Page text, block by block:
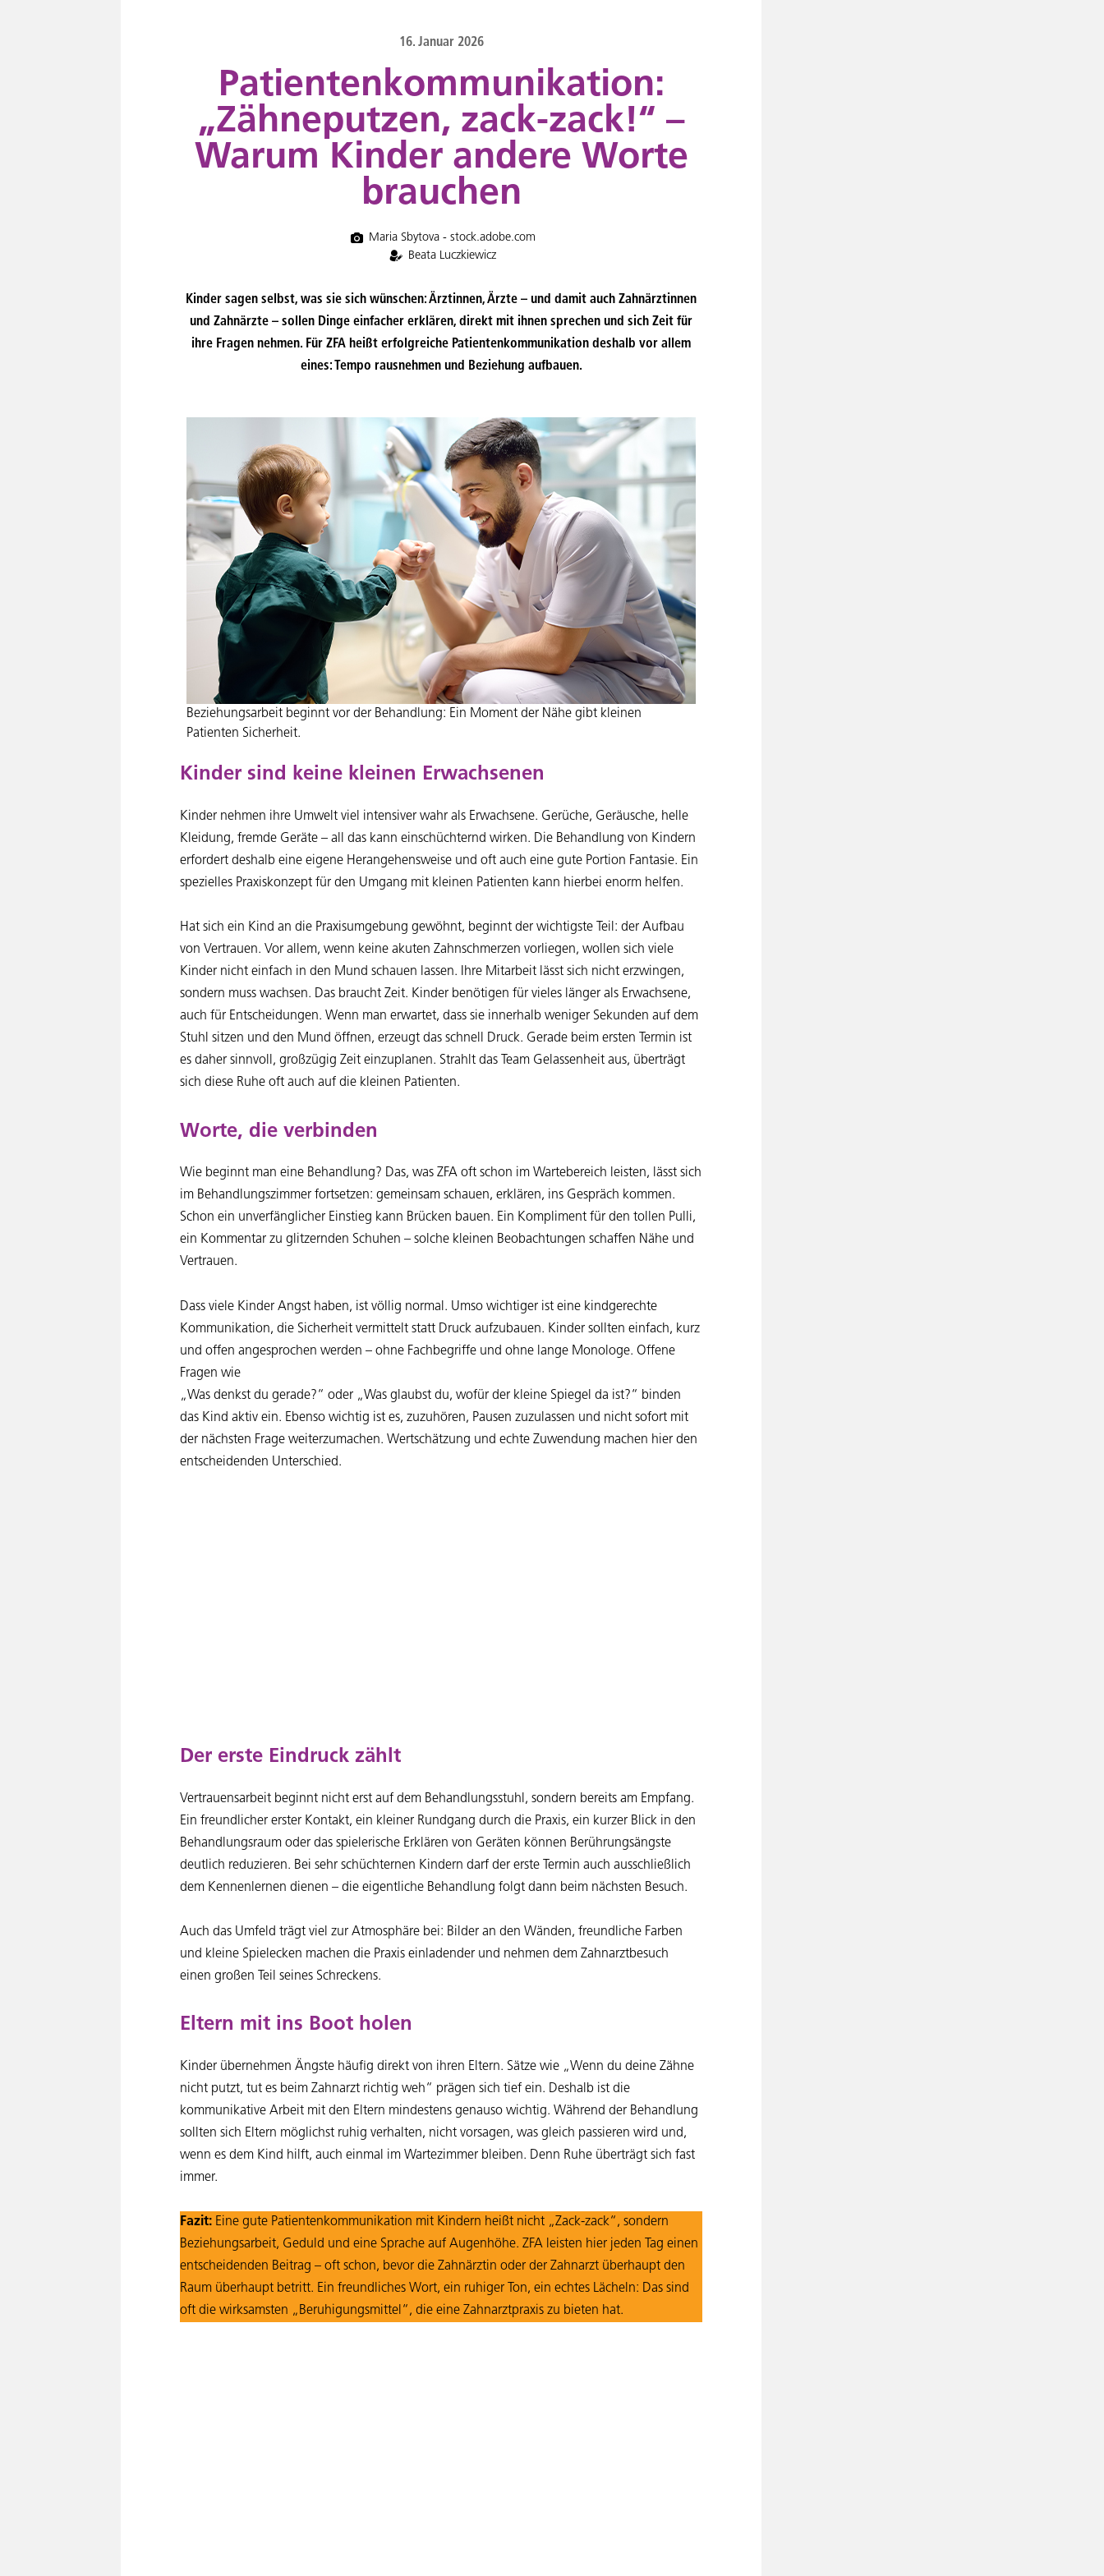
16. Januar 2026
Patientenkommunikation:
„Zähneputzen, zack-zack!“ –
Warum Kinder andere Worte
brauchen
Maria Sbytova - stock.adobe.com
Beata Luczkiewicz
Kinder sagen selbst, was sie sich wünschen: Ärztinnen, Ärzte – und damit auch Zahnärztinnen
und Zahnärzte – sollen Dinge einfacher erklären, direkt mit ihnen sprechen und sich Zeit für
ihre Fragen nehmen. Für ZFA heißt erfolgreiche Patientenkommunikation deshalb vor allem
eines: Tempo rausnehmen und Beziehung aufbauen.
Beziehungsarbeit beginnt vor der Behandlung: Ein Moment der Nähe gibt kleinen
Patienten Sicherheit.
Kinder sind keine kleinen Erwachsenen
Kinder nehmen ihre Umwelt viel intensiver wahr als Erwachsene. Gerüche, Geräusche, helle
Kleidung, fremde Geräte – all das kann einschüchternd wirken. Die Behandlung von Kindern
erfordert deshalb eine eigene Herangehensweise und oft auch eine gute Portion Fantasie. Ein
spezielles Praxiskonzept für den Umgang mit kleinen Patienten kann hierbei enorm helfen.
Hat sich ein Kind an die Praxisumgebung gewöhnt, beginnt der wichtigste Teil: der Aufbau
von Vertrauen. Vor allem, wenn keine akuten Zahnschmerzen vorliegen, wollen sich viele
Kinder nicht einfach in den Mund schauen lassen. Ihre Mitarbeit lässt sich nicht erzwingen,
sondern muss wachsen. Das braucht Zeit. Kinder benötigen für vieles länger als Erwachsene,
auch für Entscheidungen. Wenn man erwartet, dass sie innerhalb weniger Sekunden auf dem
Stuhl sitzen und den Mund öffnen, erzeugt das schnell Druck. Gerade beim ersten Termin ist
es daher sinnvoll, großzügig Zeit einzuplanen. Strahlt das Team Gelassenheit aus, überträgt
sich diese Ruhe oft auch auf die kleinen Patienten.
Worte, die verbinden
Wie beginnt man eine Behandlung? Das, was ZFA oft schon im Wartebereich leisten, lässt sich
im Behandlungszimmer fortsetzen: gemeinsam schauen, erklären, ins Gespräch kommen.
Schon ein unverfänglicher Einstieg kann Brücken bauen. Ein Kompliment für den tollen Pulli,
ein Kommentar zu glitzernden Schuhen – solche kleinen Beobachtungen schaffen Nähe und
Vertrauen.
Dass viele Kinder Angst haben, ist völlig normal. Umso wichtiger ist eine kindgerechte
Kommunikation, die Sicherheit vermittelt statt Druck aufzubauen. Kinder sollten einfach, kurz
und offen angesprochen werden – ohne Fachbegriffe und ohne lange Monologe. Offene
Fragen wie
„Was denkst du gerade?“ oder „Was glaubst du, wofür der kleine Spiegel da ist?“ binden
das Kind aktiv ein. Ebenso wichtig ist es, zuzuhören, Pausen zuzulassen und nicht sofort mit
der nächsten Frage weiterzumachen. Wertschätzung und echte Zuwendung machen hier den
entscheidenden Unterschied.
Der erste Eindruck zählt
Vertrauensarbeit beginnt nicht erst auf dem Behandlungsstuhl, sondern bereits am Empfang.
Ein freundlicher erster Kontakt, ein kleiner Rundgang durch die Praxis, ein kurzer Blick in den
Behandlungsraum oder das spielerische Erklären von Geräten können Berührungsängste
deutlich reduzieren. Bei sehr schüchternen Kindern darf der erste Termin auch ausschließlich
dem Kennenlernen dienen – die eigentliche Behandlung folgt dann beim nächsten Besuch.
Auch das Umfeld trägt viel zur Atmosphäre bei: Bilder an den Wänden, freundliche Farben
und kleine Spielecken machen die Praxis einladender und nehmen dem Zahnarztbesuch
einen großen Teil seines Schreckens.
Eltern mit ins Boot holen
Kinder übernehmen Ängste häufig direkt von ihren Eltern. Sätze wie „Wenn du deine Zähne
nicht putzt, tut es beim Zahnarzt richtig weh“ prägen sich tief ein. Deshalb ist die
kommunikative Arbeit mit den Eltern mindestens genauso wichtig. Während der Behandlung
sollten sich Eltern möglichst ruhig verhalten, nicht vorsagen, was gleich passieren wird und,
wenn es dem Kind hilft, auch einmal im Wartezimmer bleiben. Denn Ruhe überträgt sich fast
immer.
Fazit: Eine gute Patientenkommunikation mit Kindern heißt nicht „Zack-zack“, sondern
Beziehungsarbeit, Geduld und eine Sprache auf Augenhöhe. ZFA leisten hier jeden Tag einen
entscheidenden Beitrag – oft schon, bevor die Zahnärztin oder der Zahnarzt überhaupt den
Raum überhaupt betritt. Ein freundliches Wort, ein ruhiger Ton, ein echtes Lächeln: Das sind
oft die wirksamsten „Beruhigungsmittel“, die eine Zahnarztpraxis zu bieten hat.